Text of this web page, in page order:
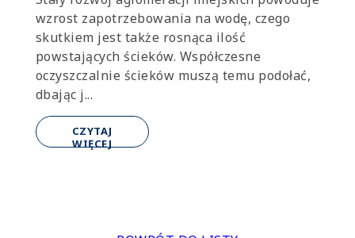
wzrost zapotrzebowania na wodę, czego
skutkiem jest także rosnąca ilość
powstających ścieków. Współczesne
oczyszczalnie ścieków muszą temu podołać,
dbając j...
CZYTAJ
WIĘCEJ